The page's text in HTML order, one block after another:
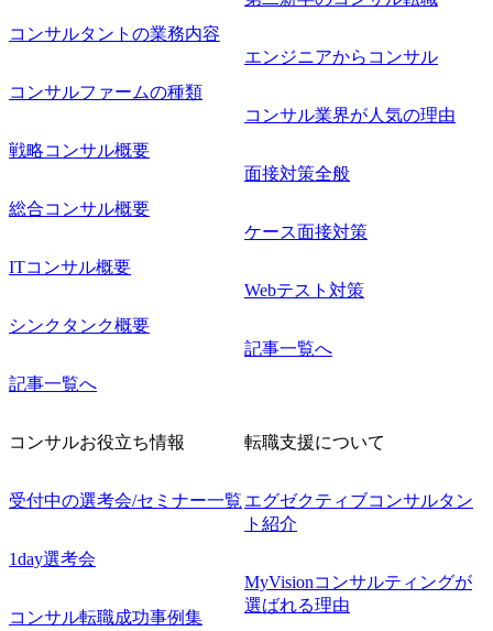
コンサルタントの業務内容
コンサルファームの種類
戦略コンサル概要
総合コンサル概要
ITコンサル概要
シンクタンク概要
記事一覧へ
エンジニアからコンサル
コンサル業界が人気の理由
面接対策全般
ケース面接対策
Webテスト対策
記事一覧へ
コンサルお役立ち情報
受付中の選考会/セミナー一覧
1day選考会
コンサル転職成功事例集
転職支援について
エグゼクティブコンサルタン
ト紹介
MyVisionコンサルティングが
選ばれる理由